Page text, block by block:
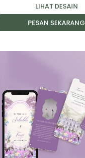
LIHAT DESAIN
PESAN SEKARANG